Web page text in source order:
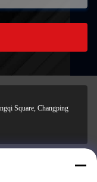
Square, Changping